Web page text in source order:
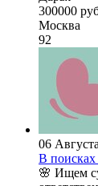
300000
Москва
92
06
В
🌸 Ищем